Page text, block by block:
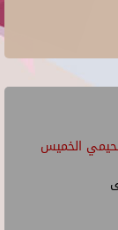
الخميس